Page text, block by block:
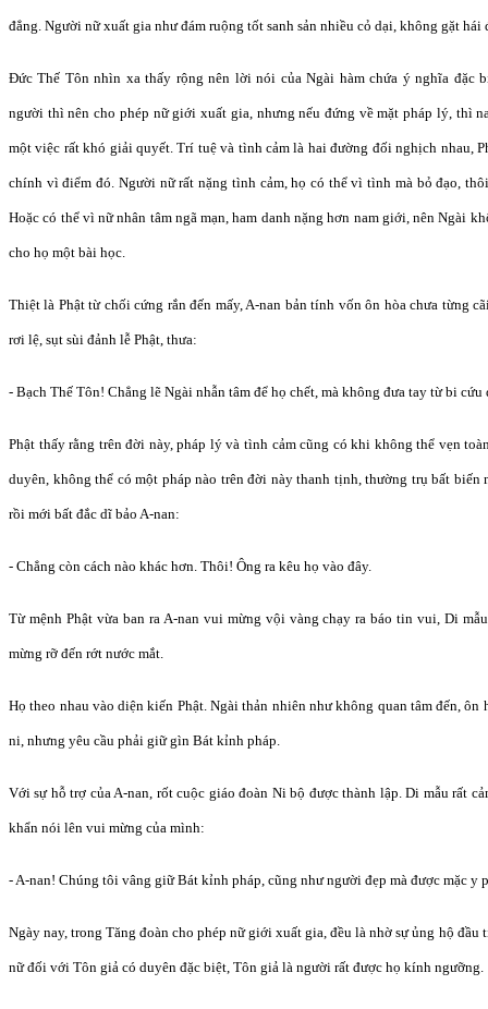
đẳng. Người nữ xuất gia như đám ruộng tốt sanh sản nhiều cỏ dại, không gặt hái
Đức Thế Tôn nhìn xa thấy rộng nên lời nói của Ngài hàm chứa ý nghĩa đặc
người thì nên cho phép nữ giới xuất gia, nhưng nếu đứng về mặt pháp lý, thì
một việc rất khó giải quyết. Trí tuệ và tình cảm là hai đường đối nghịch nhau,
chính vì điểm đó. Người nữ rất nặng tình cảm, họ có thể vì tình mà bỏ đạo,
Hoặc có thể vì nữ nhân tâm ngã mạn, ham danh nặng hơn nam giới, nên Ngài
cho họ một bài học.
Thiệt là Phật từ chối cứng rắn đến mấy, A-nan bản tính vốn ôn hòa chưa từng
rơi lệ, sụt sùi đảnh lễ Phật, thưa:
- Bạch Thế Tôn! Chẳng lẽ Ngài nhẫn tâm để họ chết, mà không đưa tay từ bi cứu
Phật thấy rằng trên đời này, pháp lý và tình cảm cũng có khi không thể vẹn
duyên, không thể có một pháp nào trên đời này thanh tịnh, thường trụ bất biến
rồi mới bất đắc dĩ bảo A-nan:
- Chẳng còn cách nào khác hơn. Thôi! Ông ra kêu họ vào đây.
Từ mệnh Phật vừa ban ra A-nan vui mừng vội vàng chạy ra báo tin vui, Di
mừng rỡ đến rớt nước mắt.
Họ theo nhau vào diện kiến Phật. Ngài thản nhiên như không quan tâm đến,
ni, nhưng yêu cầu phải giữ gìn Bát kỉnh pháp.
Với sự hỗ trợ của A-nan, rốt cuộc giáo đoàn Ni bộ được thành lập. Di mẫu rất
khẩn nói lên vui mừng của mình:
- A-nan! Chúng tôi vâng giữ Bát kỉnh pháp, cũng như người đẹp mà được mặc y
Ngày nay, trong Tăng đoàn cho phép nữ giới xuất gia, đều là nhờ sự ủng hộ đầu
nữ đối với Tôn giả có duyên đặc biệt, Tôn giả là người rất được họ kính ngưỡng.